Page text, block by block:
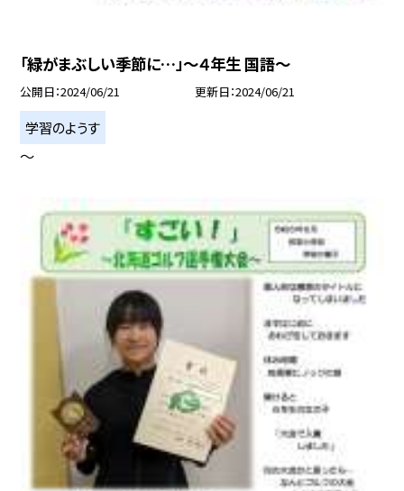
「緑がまぶしい季節に…」〜４年生 国語〜
公開日 2024/06/21 更新日 2024/06/21
学習のようす
〜